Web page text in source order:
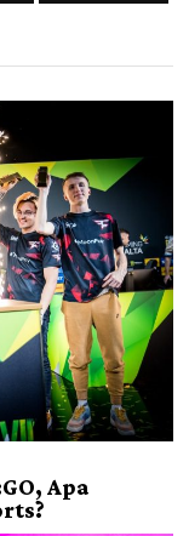
Apa